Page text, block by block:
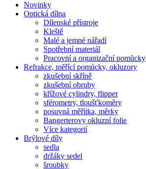
Novinky
Optická dílna
Dílenské přístroje
Kleště
Malé a jemné nářadí
Spotřební materiál
Pracovní a organizační pomůcky
Refrakce, měřící pomůcky, okluzory
zkušební skříně
zkušební obruby
křížové cylindry, flipper
sférometry, tloušťkoměry
posuvná měřítka, měrky
Bangerterovy okluzní folie
Více kategorií
Brýlové díly
sedla
držáky sedel
šroubky